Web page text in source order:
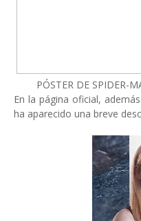
PÓSTER DE SPIDER-
En la página oficial,
ha aparecido una breve